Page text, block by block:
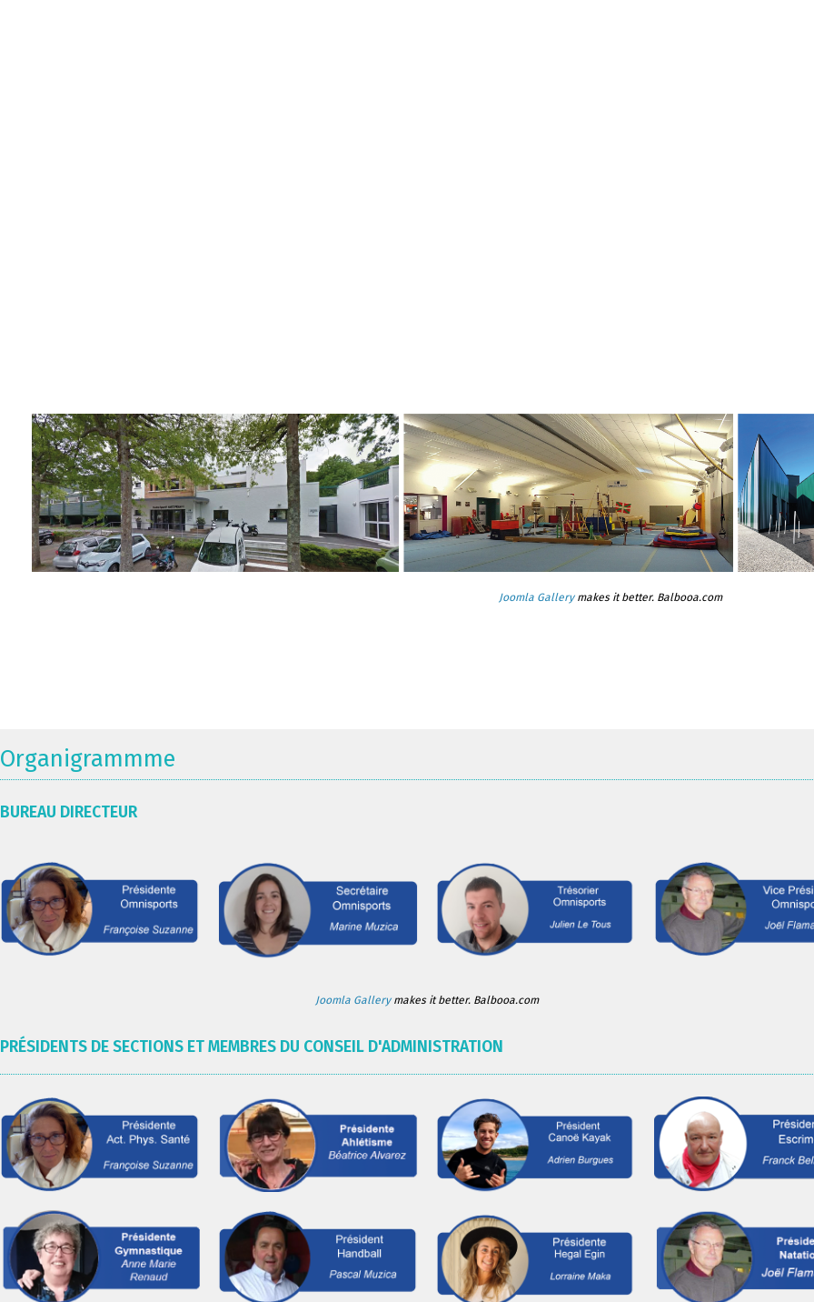
Joomla Gallerymakes it better. Balbooa.com
Organigrammme
BUREAU DIRECTEUR
Joomla Gallerymakes it better. Balbooa.com
PRÉSIDENTS DE SECTIONS ET MEMBRES DU CONSEIL D'ADMINISTRATION